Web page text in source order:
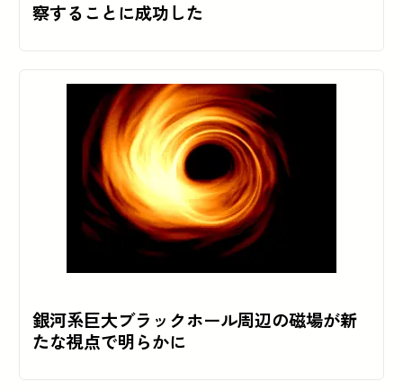
察することに成功した
銀河系巨大ブラックホール周辺の磁場が新
たな視点で明らかに